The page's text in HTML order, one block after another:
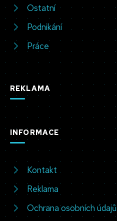
Ostatní
Podnikání
Práce
REKLAMA
INFORMACE
Kontakt
Reklama
Ochrana osobních údajů